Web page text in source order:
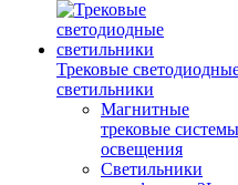
Трековые
светильники
Магнитные
трековые системы
освещения
Светильники